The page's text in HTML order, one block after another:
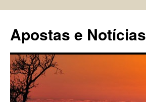
conteúdo
Apostas e Notícias